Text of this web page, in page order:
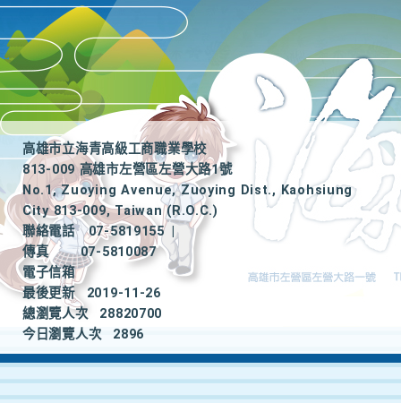
高雄市立海青高級工商職業學校
813-009 高雄市左營區左營大路1號
No.1, Zuoying Avenue, Zuoying Dist., Kaohsiung
City 813-009, Taiwan (R.O.C.)
聯絡電話
07-5819155
|
傳真
07-5810087
電子信箱
最後更新
2019-11-26
總瀏覽人次
28820700
今日瀏覽人次
2896